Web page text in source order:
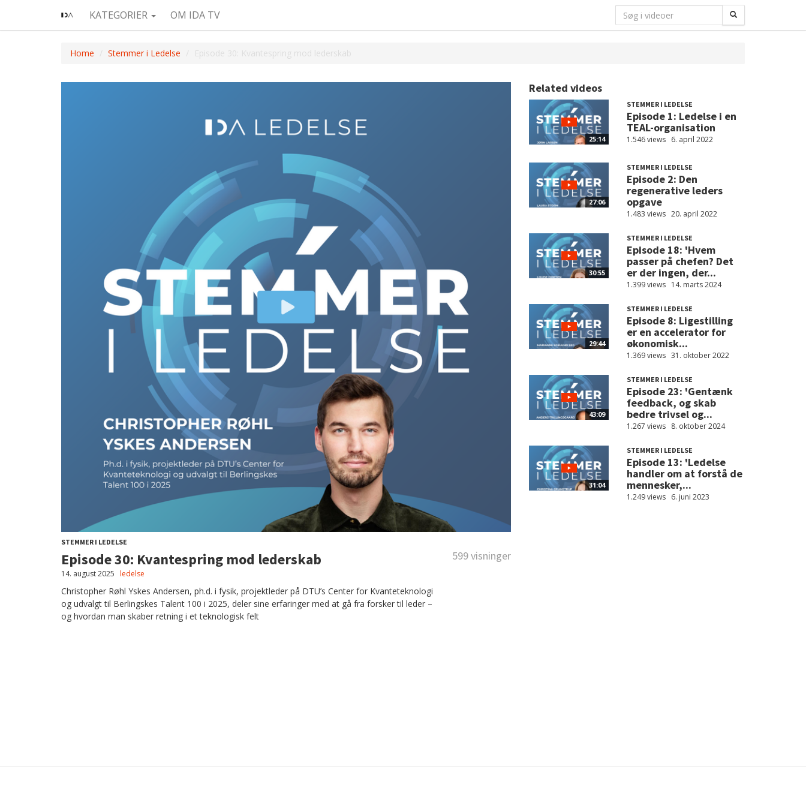
KATEGORIER OM IDA TV
Home Stemmer i Ledelse Episode 30: Kvantespring mod lederskab
STEMMER I LEDELSE
Episode 30: Kvantespring mod lederskab 599 visninger
14. august 2025 ledelse
Christopher Røhl Yskes Andersen, ph.d. i fysik, projektleder på DTU’s Center for Kvanteteknologi
og udvalgt til Berlingskes Talent 100 i 2025, deler sine erfaringer med at gå fra forsker til leder –
og hvordan man skaber retning i et teknologisk felt
Related videos
25:14
STEMMER I LEDELSE
Episode 1: Ledelse i en
TEAL-organisation
1.546 views 6. april 2022
27:06
STEMMER I LEDELSE
Episode 2: Den
regenerative leders
opgave
1.483 views 20. april 2022
30:55
STEMMER I LEDELSE
Episode 18: 'Hvem
passer på chefen? Det
er der ingen, der...
1.399 views 14. marts 2024
29:44
STEMMER I LEDELSE
Episode 8: Ligestilling
er en accelerator for
økonomisk...
1.369 views 31. oktober 2022
43:09
STEMMER I LEDELSE
Episode 23: 'Gentænk
feedback, og skab
bedre trivsel og...
1.267 views 8. oktober 2024
31:04
STEMMER I LEDELSE
Episode 13: 'Ledelse
handler om at forstå de
mennesker,...
1.249 views 6. juni 2023